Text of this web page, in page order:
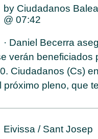
by Ciudadanos
@ 07:42
· Daniel Becerra
verán beneficiados
Ciudadanos (Cs)
pleno, que
Eivissa / Sant Josep